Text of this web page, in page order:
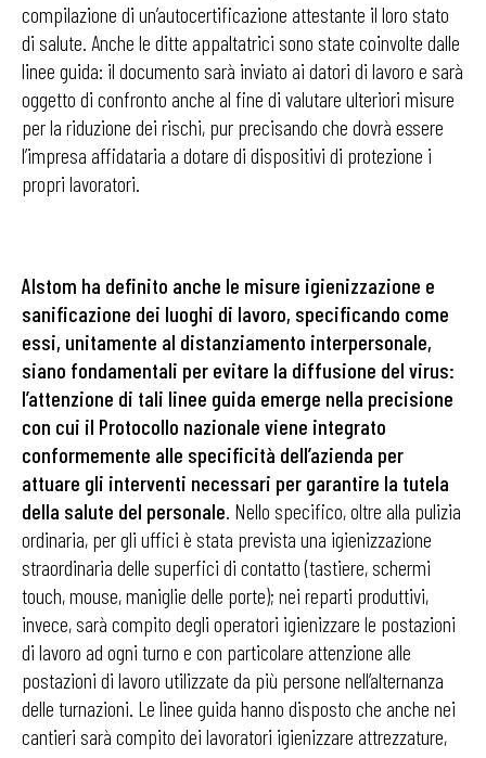
compilazione di un’autocertificazione attestante il loro stato
di salute. Anche le ditte appaltatrici sono state coinvolte dalle
linee guida: il documento sarà inviato ai datori di lavoro e sarà
oggetto di confronto anche al fine di valutare ulteriori misure
per la riduzione dei rischi, pur precisando che dovrà essere
l’impresa affidataria a dotare di dispositivi di protezione i
propri lavoratori.
Alstom ha definito anche le misure igienizzazione e
sanificazione dei luoghi di lavoro, specificando come
essi, unitamente al distanziamento interpersonale,
siano fondamentali per evitare la diffusione del virus:
l’attenzione di tali linee guida emerge nella precisione
con cui il Protocollo nazionale viene integrato
conformemente alle specificità dell’azienda per
attuare gli interventi necessari per garantire la tutela
della salute del personale. Nello specifico, oltre alla pulizia
ordinaria, per gli uffici è stata prevista una igienizzazione
straordinaria delle superfici di contatto (tastiere, schermi
touch, mouse, maniglie delle porte); nei reparti produttivi,
invece, sarà compito degli operatori igienizzare le postazioni
di lavoro ad ogni turno e con particolare attenzione alle
postazioni di lavoro utilizzate da più persone nell’alternanza
delle turnazioni. Le linee guida hanno disposto che anche nei
cantieri sarà compito dei lavoratori igienizzare attrezzature,